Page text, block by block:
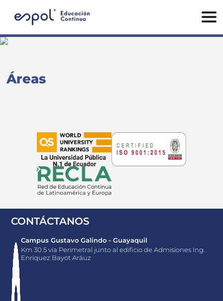
Áreas
CONTÁCTANOS
Campus Gustavo Galindo - Guayaquil
Km 30.5 vía Perimetral junto al edificio de Admisiones Ing.
Enriquez Bayot Aráuz